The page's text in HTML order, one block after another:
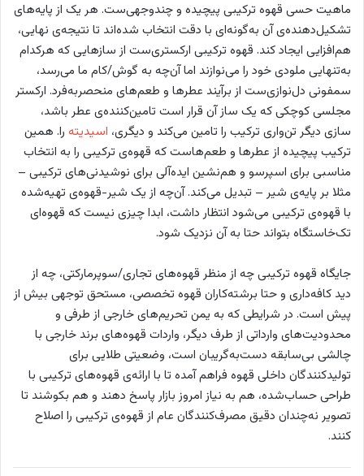
ماهیت حسی قهوه ترکیبی پیچیده و چندوجهی‌ست. هر یک از پایه‌های
تشکیل‌دهنده‌ی آن به‌گونه‌ای با دقت انتخاب شده‌اند تا نتیجه‌ی نهایی،
هم‌افزایی ایجاد کند. قهوه ترکیبی ارکستری‌ست از سازهایی که هرکدام
به‌تنهایی ملودی خود را می‌نوازند اما آن‌چه به گوش/کام ما می‌رسد،
سمفونی دل‌نوازی‌ست از برآیند عطرها و طعم‌های منحصربه‌فرد. ارکستر
مجلسی کوچکی که یک ساز آن قرار است تامین‌کننده‌ی عطر باشد،
سازی دیگر تن‌واری ترکیب را تامین می‌کند و دیگری، اسیدیته را. همین
ترکیب پیچیده از عطرها و طعم‌هاست که قهوه‌ی ترکیبی را به انتخاب
مناسبی برای اسپرسو و هم‌نشین ایده‌آلی برای نوشیدنی‌‌های ترکیبی –
مثلا بر پایه‌ی شیر – تبدیل می‌کند. آن‌چه از یک شیر-قهوه‌ی تهیه‌شده
با قهوه‌ی ترکیبی می‌شود انتظار داشت، ابدا چیزی نیست که قهوه‌ای
تک‌خاستگاه بتواند حتا به آن نزدیک شود.
جایگاه قهوه ترکیبی چه از منظر قهوه‌های تجاری/سوپرمارکتی، چه از
دید کافه‌داری و حتا برشته‌کاران قهوه تخصصی، مستحق توجهی بیش از
پیش است. در شرایطی که به یمن تحریم‌های خارجی از طرفی و
محدودیت‌های وارداتی از طرف دیگر، واردات قهوه‌های برند خارجی با
چالشی بی‌سابقه دست‌به‌گریبان است، وضعیتی طلایی برای
تولیدکنندگان داخلی قهوه فراهم آمده تا با ارائه‌ی قهوه‌های ترکیبی با
طراحی حساب‌شده، هم به نیاز امروز بازار پاسخ دهند و هم بکوشند تا
تصویر نه‌چندان دقیق مصرف‌کنندگان عام از قهوه‌ی ترکیبی را اصلاح
کنند.